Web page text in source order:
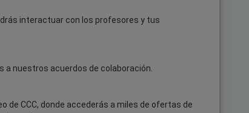
interactuar con los profesores y tus
nuestros acuerdos de colaboración.
de CCC, donde accederás a miles de ofertas de